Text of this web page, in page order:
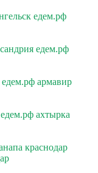
едем.рф
едем.рф
едем.рф армавир
ахтырка
краснодар